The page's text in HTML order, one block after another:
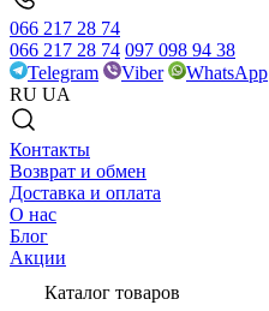
066 217 28 74
066 217 28 74 097 098 94 38
Telegram
Viber
WhatsApp
RU UA
Контакты
Возврат и обмен
Доставка и оплата
О нас
Блог
Акции
Каталог товаров